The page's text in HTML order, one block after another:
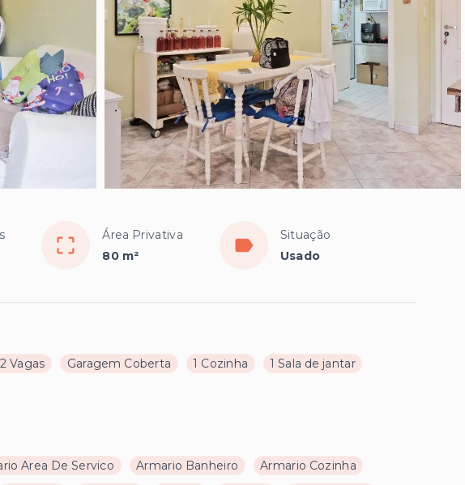
Área Privativa
80 m²
Situação
Usado
2 Vagas Garagem Coberta 1 Cozinha
1 Sala de jantar
Area De Servico Armario Banheiro
Armario Cozinha